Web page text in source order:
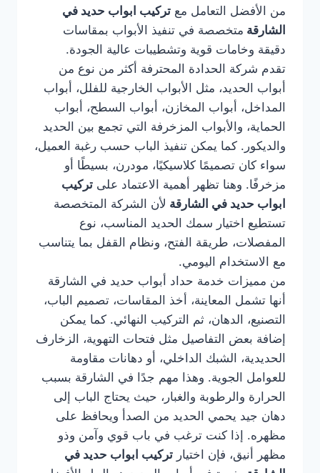
من الأفضل التعامل مع تركيب ابواب حديد في
الشارقة متخصصة في تنفيذ الأبواب بمقاسات
دقيقة وخامات قوية وتشطيبات عالية الجودة.
تقدم شركة الحدادة المحترفة أكثر من نوع من
أبواب الحديد، مثل الأبواب الخارجية للفلل، أبواب
المداخل، أبواب المخازن، أبواب السطح، أبواب
الحماية، والأبواب المزخرفة التي تجمع بين الحديد
والديكور. كما يمكن تنفيذ الباب حسب رغبة العميل،
سواء كان تصميمًا كلاسيكيًا، مودرن، بسيطًا أو
مزخرفًا. وهنا تظهر أهمية الاعتماد على تركيب
ابواب حديد في الشارقة لأن الشركة المتخصصة
تستطيع اختيار سمك الحديد المناسب، نوع
المفصلات، طريقة الفتح، ونظام القفل بما يتناسب
مع الاستخدام اليومي.
من مميزات خدمة حداد أبواب حديد في الشارقة
أنها تشمل المعاينة، أخذ المقاسات، تصميم الباب،
التصنيع، الدهان، ثم التركيب النهائي. كما يمكن
إضافة بعض التفاصيل مثل فتحات التهوية، الزخارف
الحديدية، الشبك الداخلي، أو دهانات مقاومة
للعوامل الجوية. وهذا مهم جدًا في الشارقة بسبب
الحرارة والرطوبة والغبار، حيث يحتاج الباب إلى
دهان جيد يحمي الحديد من الصدأ ويحافظ على
مظهره. إذا كنت ترغب في باب قوي وآمن وذو
مظهر أنيق، فإن اختيار تركيب ابواب حديد في